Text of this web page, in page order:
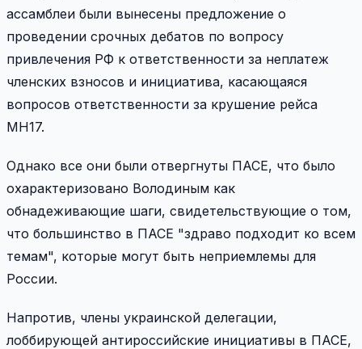
ассамблеи были вынесены предложение о
проведении срочных дебатов по вопросу
привлечения РФ к ответственности за неплатеж
членских взносов и инициатива, касающаяся
вопросов ответственности за крушение рейса
MH17.
Однако все они были отвергнуты ПАСЕ, что было
охарактеризовано Володиным как
обнадеживающие шаги, свидетельствующие о том,
что большинство в ПАСЕ "здраво подходит ко всем
темам", которые могут быть неприемлемы для
России.
Напротив, члены украинской делегации,
лоббирующей антироссийские инициативы в ПАСЕ,